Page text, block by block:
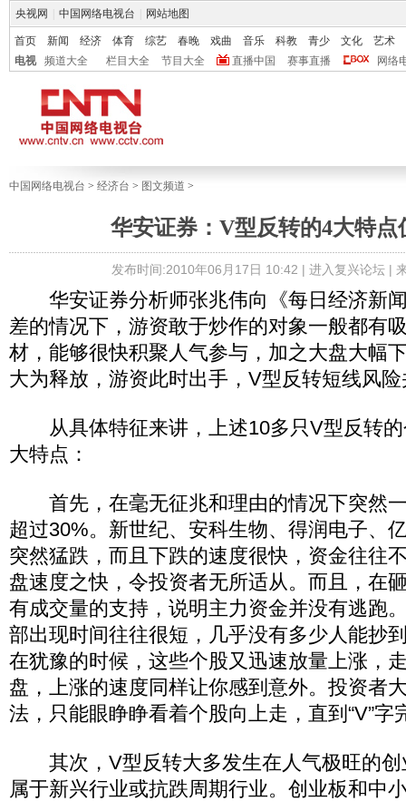
央视网 中国网络电视台 网站地图
首页 新闻 经济 体育 综艺 春晚 戏曲 音乐 科教 青少 文化
艺术
电视
频道大全 栏目大全 节目大全 直播中国 赛事直播 网络
中国网络电视台 > 经济台 > 图文频道 >
华安证券：V型反转的4大特点
发布时间:2010年06月17日 10:42 | 进入复兴论坛|
华安证券分析师张兆伟向《每日经济新
差的情况下，游资敢于炒作的对象一般都有
材，能够很快积聚人气参与，加之大盘大幅
大为释放，游资此时出手，V型反转短线风
从具体特征来讲，上述10多只V型反转的
大特点：
首先，在毫无征兆和理由的情况下突然
超过30%。新世纪、安科生物、得润电子、
突然猛跌，而且下跌的速度很快，资金往往
盘速度之快，令投资者无所适从。而且，在
有成交量的支持，说明主力资金并没有逃跑
部出现时间往往很短，几乎没有多少人能抄
在犹豫的时候，这些个股又迅速放量上涨，
盘，上涨的速度同样让你感到意外。投资者
法，只能眼睁睁看着个股向上走，直到“V”字
其次，V型反转大多发生在人气极旺的创
属于新兴行业或抗跌周期行业。创业板和中